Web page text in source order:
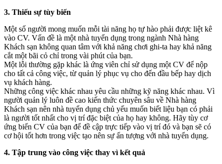
3. Thiếu sự tùy biến
Một số người mong muốn mỗi tài năng họ tự hào phải được liệt kê
vào CV. Vấn đề là một nhà tuyển dụng trong ngành Nhà hàng
Khách sạn không quan tâm với khả năng chơi ghi-ta hay khả năng
cắt một bãi cỏ chỉ trong vài phút của bạn.
Một lỗi thường gặp khác là ứng viên chỉ sử dụng một CV để nộp
cho tất cả công việc, từ quản lý phục vụ cho đến đầu bếp hay dịch
vụ khách hàng.
Những công việc khác nhau yêu cầu những kỹ năng khác nhau. Vì
người quản lý luôn đề cao kiến thức chuyên sâu về Nhà hàng
Khách sạn nên nhà tuyển dụng chủ yếu muốn biết liệu bạn có phải
là người tốt nhất cho vị trí đặc biệt của họ hay không. Hãy tùy cơ
ứng biến CV của bạn để đề cập trực tiếp vào vị trí đó và bạn sẽ có
cơ hội tốt hơn trong việc tạo nên sự ấn tượng với nhà tuyển dụng.
4. Tập trung vào công việc thay vì kết quả